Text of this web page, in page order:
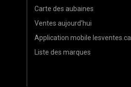
Carte des aubaines
Ventes aujourd'hui
Application mobile lesventes.ca
Liste des marques